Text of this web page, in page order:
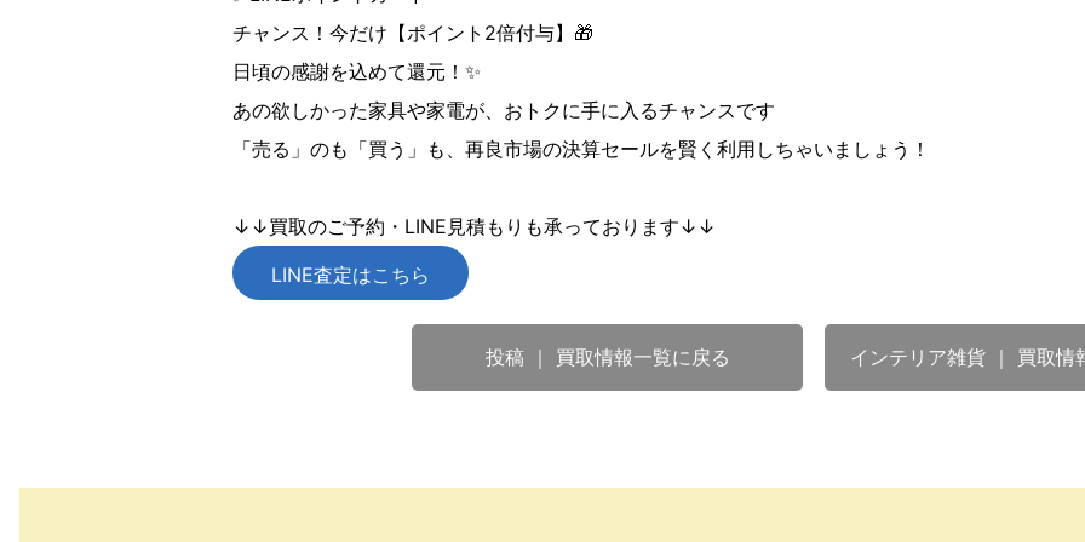
チャンス！今だけ【ポイント2倍付与】🎁
日頃の感謝を込めて還元！✨
あの欲しかった家具や家電が、おトクに手に入るチャンスです
「売る」のも「買う」も、再良市場の決算セールを賢く利用しちゃいましょう！
↓↓買取のご予約・LINE見積もりも承っております↓↓
LINE査定はこちら
投稿 ｜ 買取情報一覧に戻る インテリア雑貨 ｜ 買取情